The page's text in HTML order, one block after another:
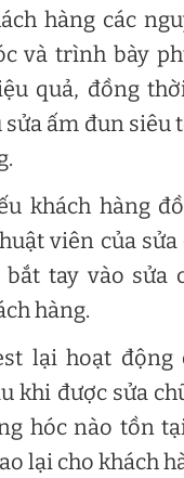
hàng các
và trình bày
quả, đồng
ấm đun siêu
khách hàng
viên của
bắt tay vào sửa
hàng.
lại hoạt động
khi được sửa
hóc nào tồn
lại cho khách